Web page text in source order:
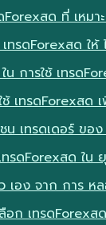
Forexสด ที่ เหม
เทรดForexสด ใ
น การใช้ เทรด
เทรดForexสด
น เทรดเดอร์ ขอ
รดForexสด ใ
เอง จาก การ ห
อก เทรดForexส